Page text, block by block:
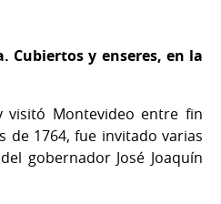
Cubiertos y enseres, en la
visitó Montevideo entre fin
de 1764, fue invitado varias
gobernador José Joaquín